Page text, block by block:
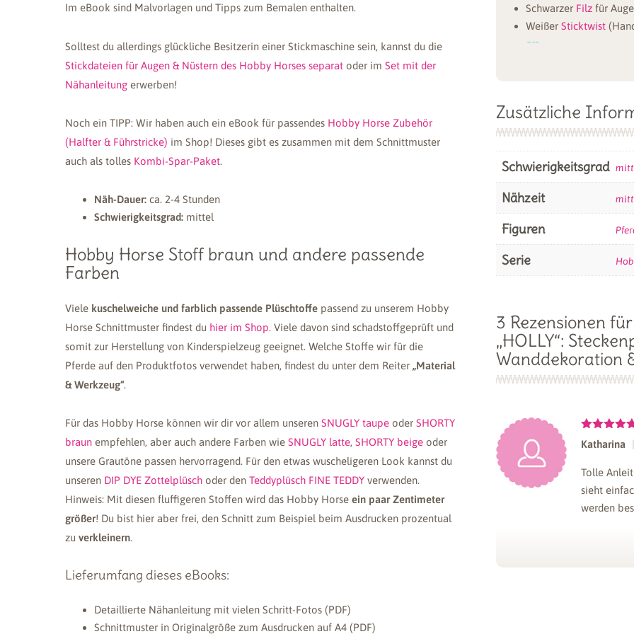
Im eBook sind Malvorlagen und Tipps zum Bemalen enthalten.
Solltest du allerdings glückliche Besitzerin einer Stickmaschine sein, kannst du die
Stickdateien für Augen & Nüstern des Hobby Horses separat oder im Set mit der
Nähanleitung erwerben!
Noch ein TIPP: Wir haben auch ein eBook für passendes Hobby Horse Zubehör
(Halfter & Führstricke) im Shop! Dieses gibt es zusammen mit dem Schnittmuster
auch als tolles Kombi-Spar-Paket.
Näh-Dauer: ca. 2-4 Stunden
Schwierigkeitsgrad: mittel
Hobby Horse Stoff braun und andere passende
Farben
Viele kuschelweiche und farblich passende Plüschtoffe passend zu unserem Hobby
Horse Schnittmuster findest du hier im Shop. Viele davon sind schadstoffgeprüft und
somit zur Herstellung von Kinderspielzeug geeignet. Welche Stoffe wir für die
Pferde auf den Produktfotos verwendet haben, findest du unter dem Reiter „Material
& Werkzeug“.
Für das Hobby Horse können wir dir vor allem unseren SNUGLY taupe oder SHORTY
braun empfehlen, aber auch andere Farben wie SNUGLY latte, SHORTY beige oder
unsere Grautöne passen hervorragend. Für den etwas wuscheligeren Look kannst du
unseren DIP DYE Zottelplüsch oder den Teddyplüsch FINE TEDDY verwenden.
Hinweis: Mit diesen fluffigeren Stoffen wird das Hobby Horse ein paar Zentimeter
größer! Du bist hier aber frei, den Schnitt zum Beispiel beim Ausdrucken prozentual
zu verkleinern.
Lieferumfang dieses eBooks:
Detaillierte Nähanleitung mit vielen Schritt-Fotos (PDF)
Schnittmuster in Originalgröße zum Ausdrucken auf A4 (PDF)
Für das
Schwarzer Filz für
Weißer Sticktwist
cm
Jerseynudeln
Einlage S 320 oder H
15x45 cm(oder zum
Farblich passendes
Am Besten sind
andere Stoffe wie Fleece,
Auch ein langfloriger
ganz besonders
Stoffmalfarbe zum
des Fells
Rosa oder Rot um
Farben von Creall halten
Plüsch!
Zusätzlich nur
Zusätzliche
Schwierigkeitsgrad
Nähzeit
Figuren
Serie
3 Rezensionen für
„HOLLY“:
Wanddekoration
Bewertet
mit5von
Katharina
Tolle
sieht
werden